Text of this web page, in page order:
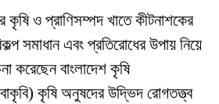
কৃষি ও প্রাণিসম্পদ খাতে কীটনাশকের
সমাধান এবং প্রতিরোধের উপায় নিয়ে
করেছেন বাংলাদেশ কৃষি
কৃষি অনুষদের উদ্ভিদ রোগতত্ত্ব